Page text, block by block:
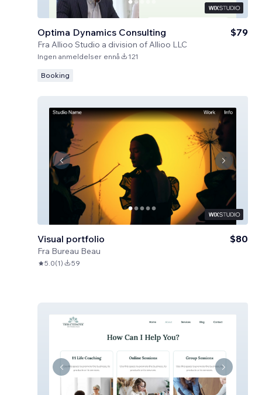
Optima Dynamics Consulting
Fra Allioo Studio a division of Allioo LLC
$79
Ingen anmeldelser ennå 121
Booking
Visual portfolio
Fra Bureau Beau
$80
5.0(1) 59